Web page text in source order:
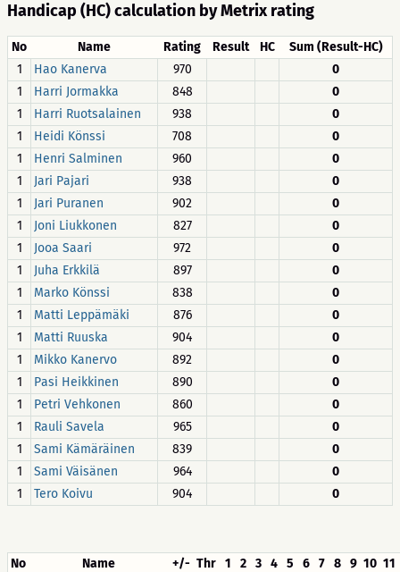
Handicap (HC) calculation by Metrix rating
No Name Rating Result HC
Sum (Result-HC)
1
Hao Kanerva 970
0
1
Harri Jormakka 848
0
1
Harri Ruotsalainen 938
0
1
Heidi Könssi 708
0
1
Henri Salminen 960
0
1
Jari Pajari 938
0
1
Jari Puranen 902
0
1
Joni Liukkonen 827
0
1
Jooa Saari 972
0
1
Juha Erkkilä 897
0
1
Marko Könssi 838
0
1
Matti Leppämäki 876
0
1
Matti Ruuska 904
0
1
Mikko Kanervo 892
0
1
Pasi Heikkinen 890
0
1
Petri Vehkonen 860
0
1
Rauli Savela 965
0
1
Sami Kämäräinen 839
0
1
Sami Väisänen 964
0
1
Tero Koivu 904 0
No Name +/- Thr 1 2 3 4 5 6 7 8 9 10 11